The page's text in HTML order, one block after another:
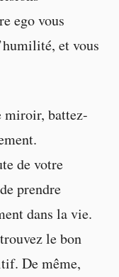
ego vous
et vous
miroir, battez-
de votre
prendre
dans la vie.
le bon
De même,